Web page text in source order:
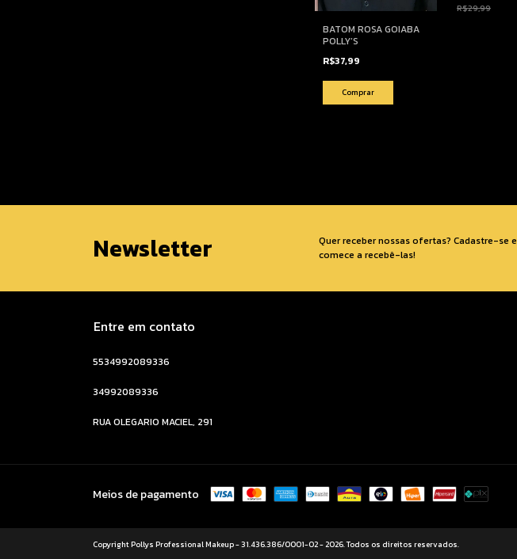
BATOM ROSA GOIABA
POLLY’S
R$37,99
R$29,99
Newsletter
Quer receber nossas ofertas? Cadastre-se e
comece a recebê-las!
Entre em contato
5534992089336
34992089336
RUA OLEGARIO MACIEL, 291
Meios de pagamento
Copyright Pollys Professional Makeup - 31.436.386/0001-02 - 2026. Todos os direitos reservados.